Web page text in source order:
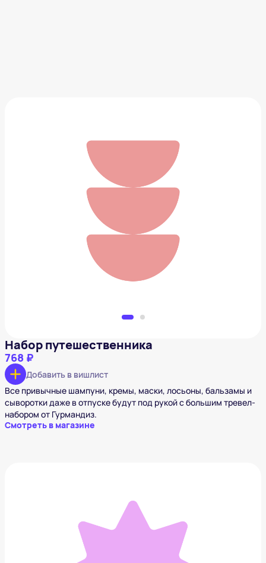
Набор путешественника
Набор путешественника
768 ₽
Добавить в вишлист
Все привычные шампуни, кремы, маски, лосьоны, бальзамы и
сыворотки даже в отпуске будут под рукой с большим тревел-
набором от Гурмандиз.
Смотреть в магазине